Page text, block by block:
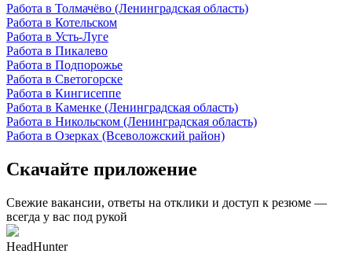
Работа в Толмачёво (Ленинградская область)
Работа в Котельском
Работа в Усть-Луге
Работа в Пикалево
Работа в Подпорожье
Работа в Светогорске
Работа в Кингисеппе
Работа в Каменке (Ленинградская область)
Работа в Никольском (Ленинградская область)
Работа в Озерках (Всеволожский район)
Скачайте приложение
Свежие вакансии, ответы на отклики и доступ к резюме —
всегда у вас под рукой
HeadHunter